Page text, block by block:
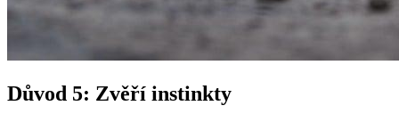
Důvod 5: Zvěří instinkty